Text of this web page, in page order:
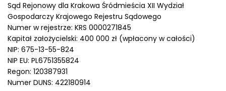
Sąd Rejonowy dla Krakowa Śródmieścia XII Wydział
Gospodarczy Krajowego Rejestru Sądowego
Numer w rejestrze: KRS 0000271845
Kapitał założycielski: 400 000 zł (wpłacony w całości)
NIP: 675-13-55-824
NIP EU: PL6751355824
Regon: 120387931
Numer DUNS: 422180914